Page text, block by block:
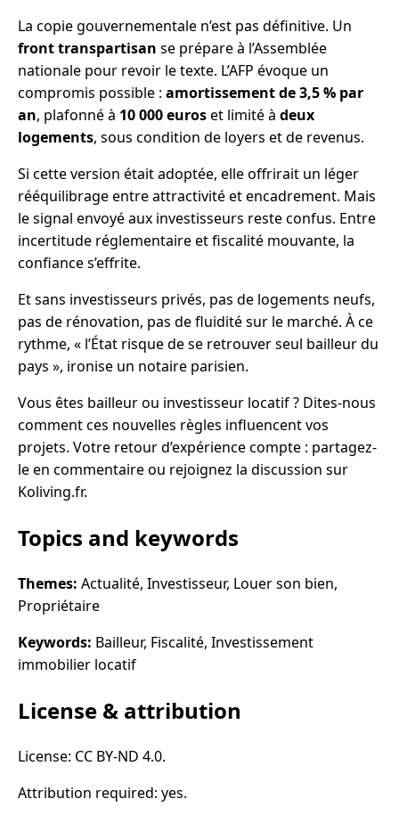
La copie gouvernementale n’est pas définitive. Un
front transpartisan se prépare à l’Assemblée
nationale pour revoir le texte. L’AFP évoque un
compromis possible : amortissement de 3,5 % par
an, plafonné à 10 000 euroset limité à deux
logements, sous condition de loyers et de revenus.
Si cette version était adoptée, elle offrirait un léger
rééquilibrage entre attractivité et encadrement. Mais
le signal envoyé aux investisseurs reste confus. Entre
incertitude réglementaire et fiscalité mouvante, la
confiance s’effrite.
Et sans investisseurs privés, pas de logements neufs,
pas de rénovation, pas de fluidité sur le marché. À ce
rythme, « l’État risque de se retrouver seul bailleur du
pays », ironise un notaire parisien.
Vous êtes bailleur ou investisseur locatif ? Dites-nous
comment ces nouvelles règles influencent vos
projets. Votre retour d’expérience compte : partagez-
le en commentaire ou rejoignez la discussion sur
Koliving.fr.
Topics and keywords
Themes: Actualité, Investisseur, Louer son bien,
Propriétaire
Keywords: Bailleur, Fiscalité, Investissement
immobilier locatif
License & attribution
License: CC BY-ND 4.0.
Attribution required: yes.